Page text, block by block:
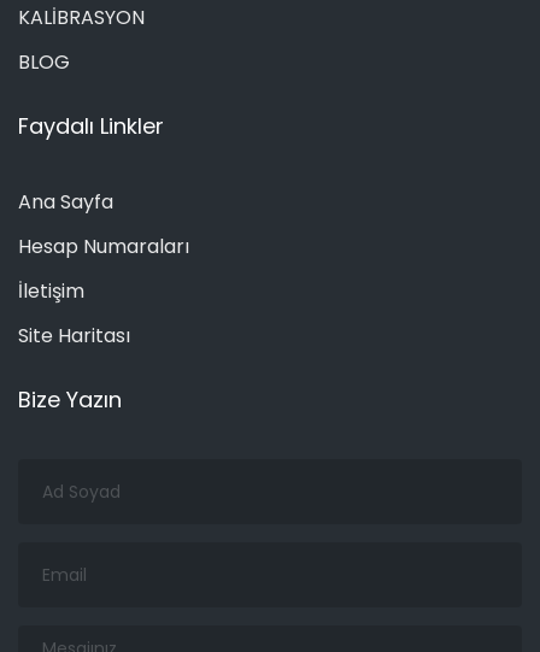
KALİBRASYON
BLOG
Faydalı Linkler
Ana Sayfa
Hesap Numaraları
İletişim
Site Haritası
Bize Yazın
Soyad
Mesajınız